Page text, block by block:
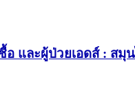
และผู้ป่วยเอดส์ : สมุ